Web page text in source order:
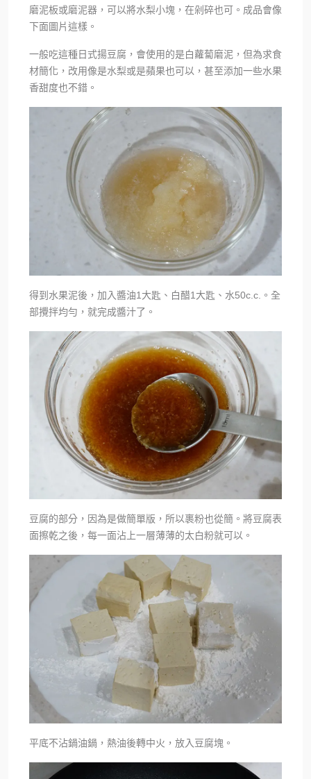
磨泥板或磨泥器，可以將水梨小塊，在剁碎也可。成品會像
下面圖片這樣。
一般吃這種日式揚豆腐，會使用的是白蘿蔔磨泥，但為求食
材簡化，改用像是水梨或是蘋果也可以，甚至添加一些水果
香甜度也不錯。
得到水果泥後，加入醬油1大匙、白醋1大匙、水50c.c.。全
部攪拌均勻，就完成醬汁了。
豆腐的部分，因為是做簡單版，所以裹粉也從簡。將豆腐表
面擦乾之後，每一面沾上一層薄薄的太白粉就可以。
平底不沾鍋油鍋，熱油後轉中火，放入豆腐塊。